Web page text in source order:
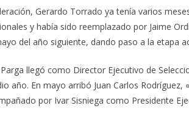
Gerardo Torrado ya tenía varios
y había sido reemplazado por Jaime
del año siguiente, dando paso a la etapa
llegó como Director Ejecutivo de
año. En mayo arribó Juan Carlos
por Ivar Sisniega como Presidente